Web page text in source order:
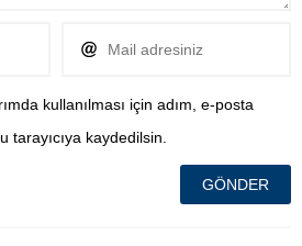
kullanılması için adım, e-posta
kaydedilsin.